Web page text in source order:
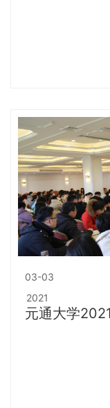
03-03
2021
元通大学